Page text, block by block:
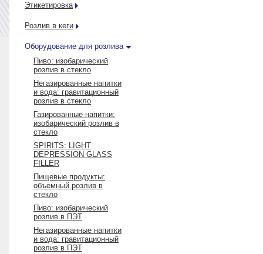
Этикетировка
Розлив в кеги
Оборудование для розлива
Пиво: изобарический
розлив в стекло
Негазированные напитки
и вода: гравитационный
розлив в стекло
Газированные напитки:
изобарический розлив в
стекло
SPIRITS: LIGHT
DEPRESSION GLASS
FILLER
Пищевые продукты:
объемный розлив в
стекло
Пиво: изобарический
розлив в ПЭТ
Негазированные напитки
и вода: гравитационный
розлив в ПЭТ